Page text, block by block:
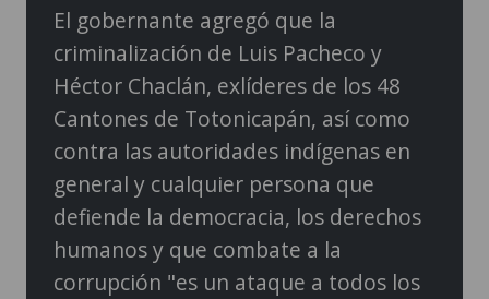
El gobernante agregó que la
criminalización de Luis Pacheco y
Héctor Chaclán, exlíderes de los 48
Cantones de Totonicapán, así como
contra las autoridades indígenas en
general y cualquier persona que
defiende la democracia, los derechos
humanos y que combate a la
corrupción "es un ataque a todos los